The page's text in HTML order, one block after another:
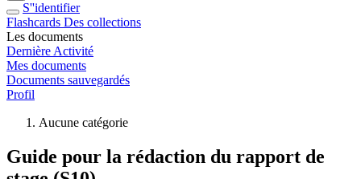
S''identifier
Flashcards Des collections
Les documents
Dernière Activité
Mes documents
Documents sauvegardés
Profil
Aucune catégorie
Guide pour la rédaction du rapport de